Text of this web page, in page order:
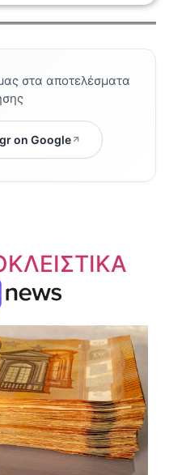
στα αποτελέσματα
on Google